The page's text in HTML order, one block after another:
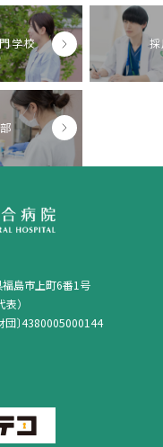
学校
島市上町6番1号
）
団〕4380005000144